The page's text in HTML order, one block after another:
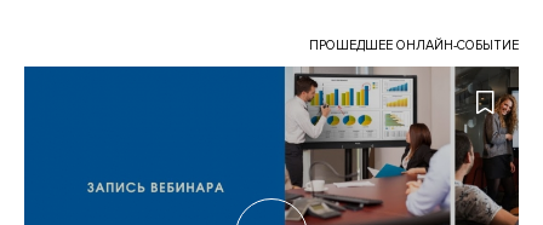
ПРОШЕДШЕЕ ОНЛАЙН-СОБЫТИЕ